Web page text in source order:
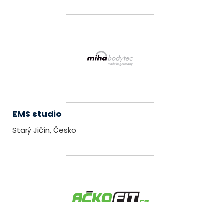
EMS studio
Starý Jičín, Česko